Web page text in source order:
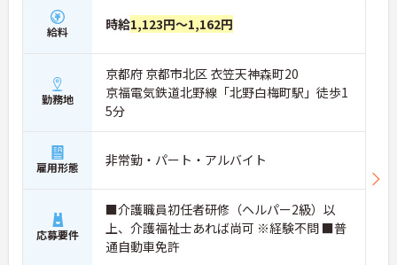
給料 時給1,123円～1,162円
勤務地
京都府 京都市北区 衣笠天神森町20
京福電気鉄道北野線「北野白梅町駅」徒歩1
5分
雇用形態 非常勤・パート・アルバイト
応募要件
■介護職員初任者研修（ヘルパー2級）以
上、介護福祉士あれば尚可 ※経験不問 ■普
通自動車免許